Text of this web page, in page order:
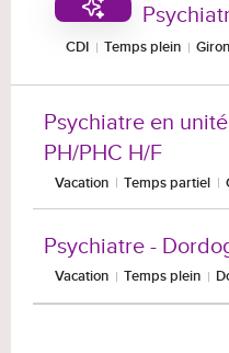
CDI Temps plein
Psychiatre en
PH/PHC H/F
Vacation Temps partiel
Psychiatre -
Vacation Temps plein